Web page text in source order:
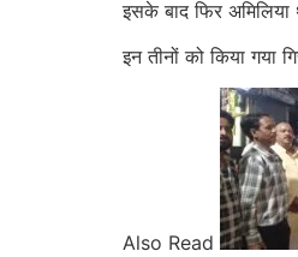
इसके बाद फिर
इन तीनों को किया गया
Also Read